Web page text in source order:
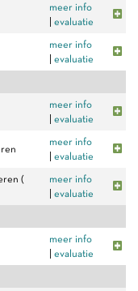
meer info
evaluatie
meer info
evaluatie
meer info
evaluatie
meer info
evaluatie
(
meer info
evaluatie
meer info
evaluatie